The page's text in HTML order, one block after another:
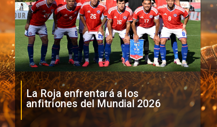
La Roja enfrentará a los
anfitriones del Mundial 2026